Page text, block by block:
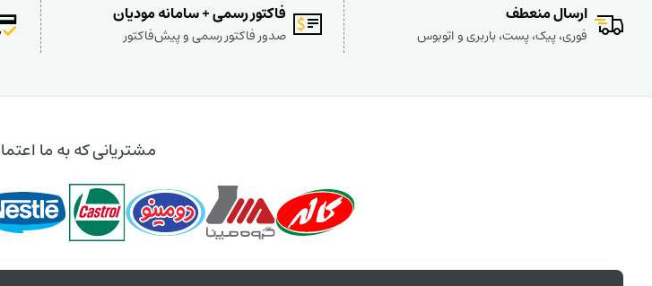
ارسال منعطف
فوری، پیک، پست، باربری و اتوبوس
فاکتور رسمی + سامانه مودیان
صدور فاکتور رسمی و پیش‌فاکتور
مشتریانی که به ما